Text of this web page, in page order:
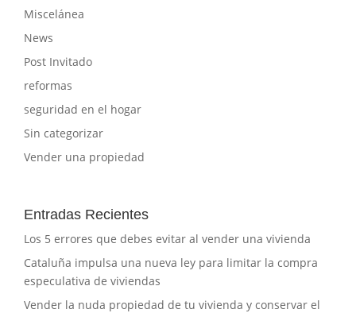
Miscelánea
News
Post Invitado
reformas
seguridad en el hogar
Sin categorizar
Vender una propiedad
Entradas Recientes
Los 5 errores que debes evitar al vender una vivienda
Cataluña impulsa una nueva ley para limitar la compra
especulativa de viviendas
Vender la nuda propiedad de tu vivienda y conservar el